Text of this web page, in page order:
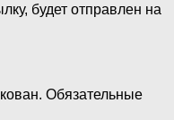
будет отправлен на
Обязательные